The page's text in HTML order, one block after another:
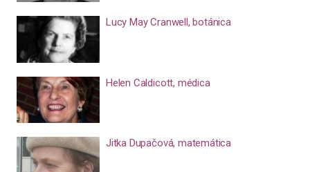
Lucy May Cranwell, botánica
Helen Caldicott, médica
Jitka Dupačová, matemática